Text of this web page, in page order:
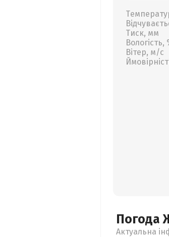
Тиск, мм
Вологість,
Вітер, м/с
Погода
Актуальна